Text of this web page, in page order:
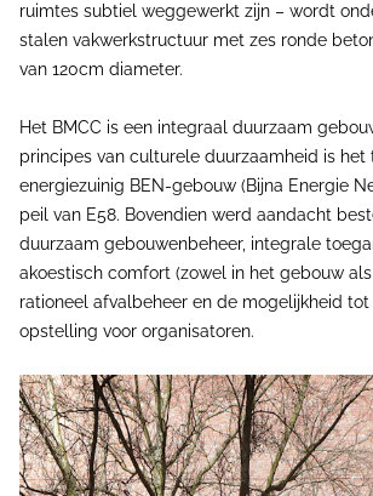
ruimtes subtiel weggewerkt zijn – wordt
stalen vakwerkstructuur met zes ronde
van 120cm diameter.
Het BMCC is een integraal duurzaam
principes van culturele duurzaamheid is het
energiezuinig BEN-gebouw (Bijna Energie
peil van E58. Bovendien werd aandacht
duurzaam gebouwenbeheer, integrale
akoestisch comfort (zowel in het gebouw
rationeel afvalbeheer en de mogelijkheid
opstelling voor organisatoren.